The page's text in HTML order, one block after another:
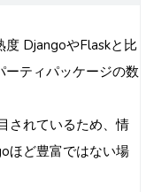
DjangoやFlaskと比
ーティパッケージの数
されているため、情
ほど豊富ではない場